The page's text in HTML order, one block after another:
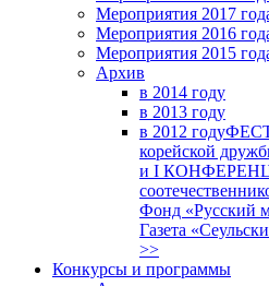
Мероприятия 2017
Мероприятия 2016
Мероприятия 2015
Архив
в 2014 году
в 2013 году
в 2012 году
корейской
и I
Фонд «Русский
Газета
>>
Конкурсы и программы